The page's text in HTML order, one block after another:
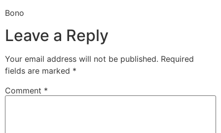
Bono
Leave a Reply
Your email address will not be published. Required
fields are marked *
Comment *